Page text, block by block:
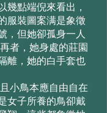
幾點端倪來看出，
服裝圖案满是象徵
，但她卻孤⾝⼀⼈
者，她⾝處的莊園
離，她的⽩⼿套也
⼩⿃本應⾃由⾃在
⼥⼦所養的⿃卻戴